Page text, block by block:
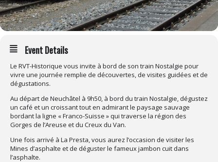
Event Details
Le RVT-Historique vous invite à bord de son train Nostalgie pour
vivre une journée remplie de découvertes, de visites guidées et de
dégustations.
Au départ de Neuchâtel à 9h50, à bord du train Nostalgie, dégustez
un café et un croissant tout en admirant le paysage sauvage
bordant la ligne « Franco-Suisse » qui traverse la région des
Gorges de l’Areuse et du Creux du Van.
Une fois arrivé à La Presta, vous aurez l’occasion de visiter les
Mines d’asphalte et de déguster le fameux jambon cuit dans
l’asphalte.